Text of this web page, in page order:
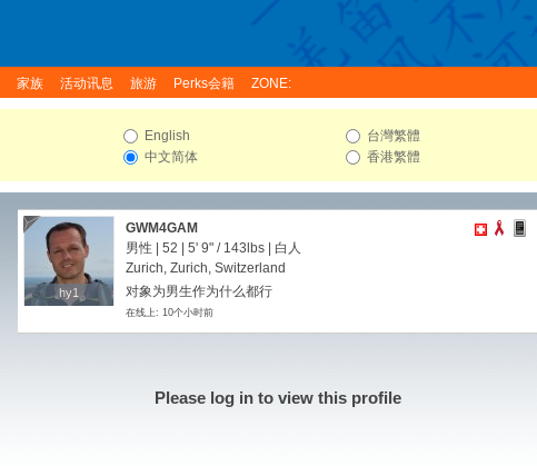
家族 活动讯息 旅游 Perks会籍 ZONE:
English
中文简体
台灣繁體
香港繁體
hy1
hy1
GWM4GAM
男性 | 52 | 5' 9" / 143lbs | 白人
Zurich, Zurich, Switzerland
对象为男生作为什么都行
在线上: 10个小时前
Please log in to view this profile